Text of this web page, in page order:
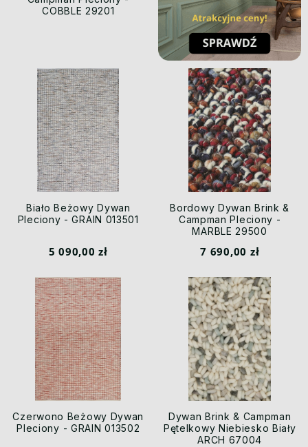
COBBLE 29201
Biało Beżowy Dywan
Pleciony - GRAIN 013501
5 090,00 zł
Bordowy Dywan Brink &
Campman Pleciony -
MARBLE 29500
7 690,00 zł
Czerwono Beżowy Dywan
Pleciony - GRAIN 013502
Dywan Brink & Campman
Pętelkowy Niebiesko Biały
ARCH 67004